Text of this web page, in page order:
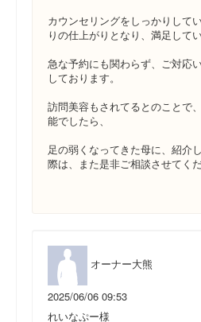
カウンセリングをしっかりして
りの仕上がりとなり、満足してい
急な予約にも関わらず、ご対応
しております。
訪問美容もされてるとのことで
能でしたら、
足の弱くなってきた母に、紹介
際は、また是非ご相談させてくだ
オーナー大熊
2025/06/06 09:53
れいなぷー様